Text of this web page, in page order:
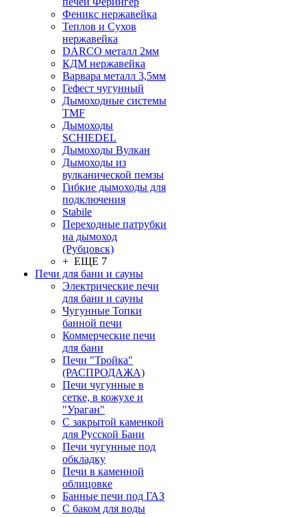
Феникс нержавейка
Теплов и Сухов
нержавейка
DARCO металл 2мм
КДМ нержавейка
Варвара металл 3,5мм
Гефест чугунный
Дымоходные системы
TMF
Дымоходы
SCHIEDEL
Дымоходы Вулкан
Дымоходы из
вулканической пемзы
Гибкие дымоходы для
подключения
Stabile
Переходные патрубки
на дымоход
(Рубцовск)
+ ЕЩЕ 7
Печи для бани и сауны
Электрические печи
для бани и сауны
Чугунные Топки
банной печи
Коммерческие печи
для бани
Печи "Тройка"
(РАСПРОДАЖА)
Печи чугунные в
сетке, в кожухе и
"Ураган"
С закрытой каменкой
для Русской Бани
Печи чугунные под
обкладку
Печи в каменной
облицовке
Банные печи под ГАЗ
С баком для воды